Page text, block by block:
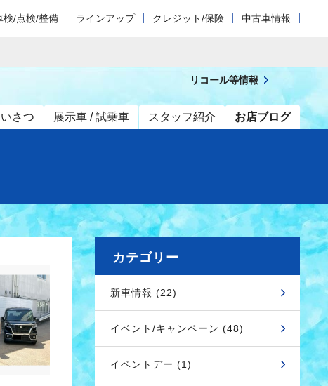
検/点検/整備 ラインアップ クレジット/保険 中古車情報
さつ 展示車 / 試乗車 スタッフ紹介 お店ブログ
リコール等情報
カテゴリー
新車情報 (22)
イベント/キャンペーン (48)
イベントデー (1)